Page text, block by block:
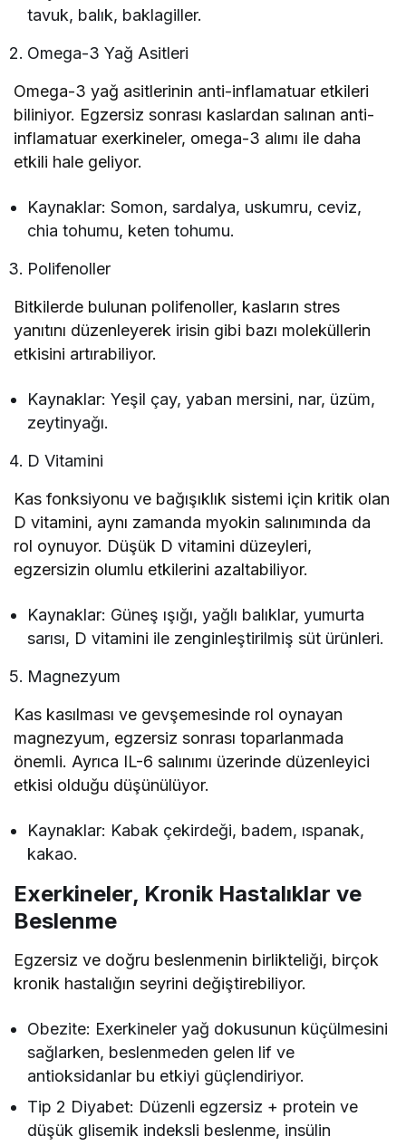
tavuk, balık, baklagiller.
Omega-3 Yağ Asitleri
Omega-3 yağ asitlerinin anti-inflamatuar etkileri
biliniyor. Egzersiz sonrası kaslardan salınan anti-
inflamatuar exerkineler, omega-3 alımı ile daha
etkili hale geliyor.
Kaynaklar: Somon, sardalya, uskumru, ceviz,
chia tohumu, keten tohumu.
Polifenoller
Bitkilerde bulunan polifenoller, kasların stres
yanıtını düzenleyerek irisin gibi bazı moleküllerin
etkisini artırabiliyor.
Kaynaklar: Yeşil çay, yaban mersini, nar, üzüm,
zeytinyağı.
D Vitamini
Kas fonksiyonu ve bağışıklık sistemi için kritik olan
D vitamini, aynı zamanda myokin salınımında da
rol oynuyor. Düşük D vitamini düzeyleri,
egzersizin olumlu etkilerini azaltabiliyor.
Kaynaklar: Güneş ışığı, yağlı balıklar, yumurta
sarısı, D vitamini ile zenginleştirilmiş süt ürünleri.
Magnezyum
Kas kasılması ve gevşemesinde rol oynayan
magnezyum, egzersiz sonrası toparlanmada
önemli. Ayrıca IL-6 salınımı üzerinde düzenleyici
etkisi olduğu düşünülüyor.
Kaynaklar: Kabak çekirdeği, badem, ıspanak,
kakao.
Exerkineler, Kronik Hastalıklar ve
Beslenme
Egzersiz ve doğru beslenmenin birlikteliği, birçok
kronik hastalığın seyrini değiştirebiliyor.
Obezite: Exerkineler yağ dokusunun küçülmesini
sağlarken, beslenmeden gelen lif ve
antioksidanlar bu etkiyi güçlendiriyor.
Tip 2 Diyabet: Düzenli egzersiz + protein ve
düşük glisemik indeksli beslenme, insülin